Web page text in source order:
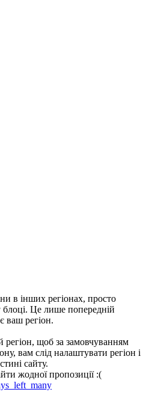
в інших регіонах, просто
Це лише попередній
ваш регіон.
регіон, щоб за замовчуванням
вам слід налаштувати регіон і
сайту.
жодної пропозиції :(